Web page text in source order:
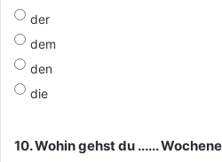
der
dem
den
die
10. Wohin gehst du ......